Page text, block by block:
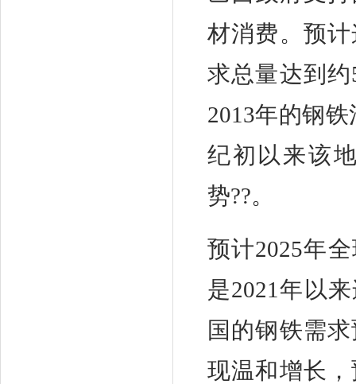
材消费。预
求总量达到
2013年的钢
纪初以来该
势??。
预计2025年
是2021年以
国的钢铁需
现温和增长